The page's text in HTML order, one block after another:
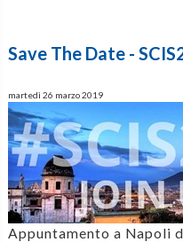
Save The Date -
martedì 26 marzo 2019
Appuntamento a Napoli